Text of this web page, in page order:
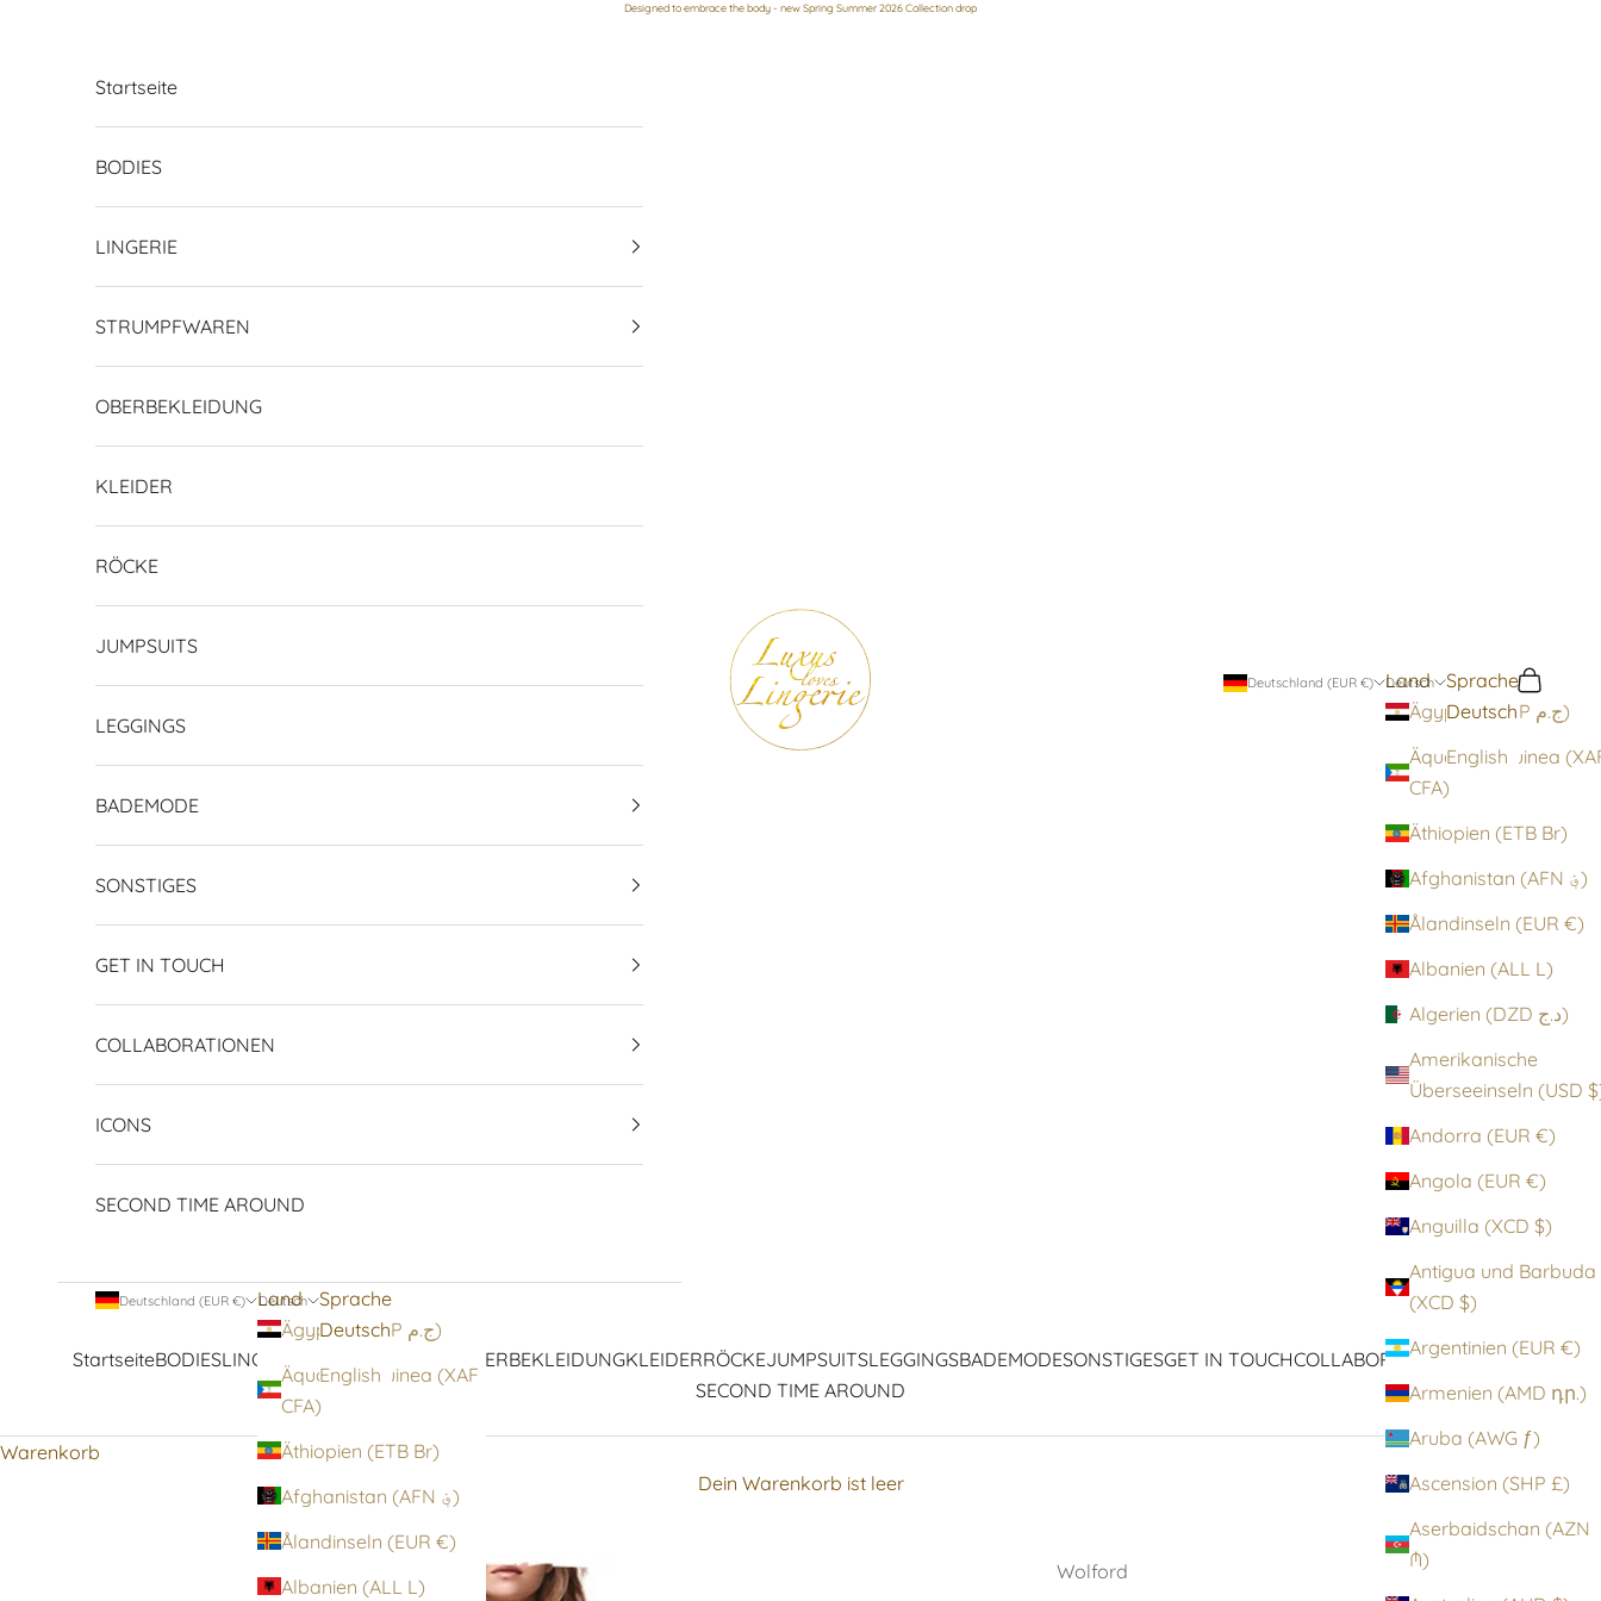
Designed to embrace the body - new Spring Summer 2026 Collection drop
Luxus loves Lingerie
StartseiteBODIESLINGERIE OBERBEKLEIDUNGKLEIDERRÖCKEJUMPSUITSLEGGINGSBADEMODESONSTIGESGET IN TOUCHCOLLABORATIONENICONS
SECOND TIME AROUND
Deutschland (EUR €)
Land
Ägypten (EGP ج.م)
Äquatorialguinea
CFA)
Äthiopien (ETB Br)
Afghanistan (AFN ؋)
Ålandinseln (EUR €)
Albanien (ALL L)
Algerien (DZD د.ج)
Amerikanische
Andorra (EUR €)
Angola (EUR €)
Anguilla (XCD $)
Antigua und Barbuda
(XCD $)
Argentinien (EUR €)
Armenien (AMD դր.)
Aruba (AWG ƒ)
Ascension (SHP £)
Aserbaidschan (AZN
₼)
Deutsch
Sprache
Deutsch
English
Suchen
Startseite
BODIES
LINGERIE
STRUMPFWAREN
OBERBEKLEIDUNG
KLEIDER
RÖCKE
JUMPSUITS
LEGGINGS
BADEMODE
SONSTIGES
GET IN TOUCH
COLLABORATIONEN
ICONS
SECOND TIME AROUND
Deutschland (EUR €)
Land
Ägypten (EGP ج.م)
Äquatorialguinea (XAF
CFA)
Äthiopien (ETB Br)
Afghanistan (AFN ؋)
Ålandinseln (EUR €)
Albanien (ALL L)
Deutsch
Sprache
Deutsch
English
Warenkorb
Dein Warenkorb ist leer
Wolford